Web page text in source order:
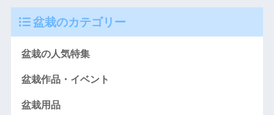
盆栽のカテゴリー
盆栽の人気特集
盆栽作品・イベント
盆栽用品